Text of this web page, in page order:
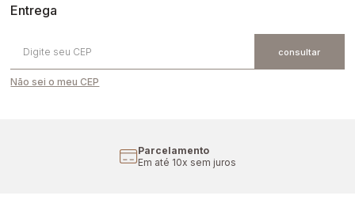
Não sei o meu CEP
Parcelamento
Em até 10x sem juros